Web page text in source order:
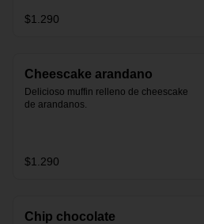
$1.290
Cheescake arandano
Delicioso muffin relleno de cheescake
de arandanos.
$1.290
Chip chocolate